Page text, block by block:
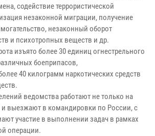
содействие террористической
незаконной миграции, получение
незаконный оборот
и психотропных веществ и др.
изъято более 30 единиц огнестрельного
боеприпасов,
40 килограмм наркотических средств
ведомства работают не только на
и выезжают в командировки по России, с
участие в выполнении задач в рамках
операции.